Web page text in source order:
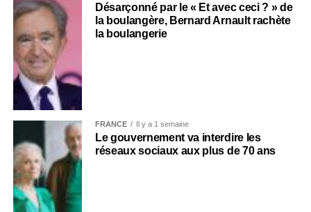
Désarçonné par le « Et avec ceci ? » de
la boulangère, Bernard Arnault rachète
la boulangerie
FRANCE Il y a 1 semaine
Le gouvernement va interdire les
réseaux sociaux aux plus de 70 ans